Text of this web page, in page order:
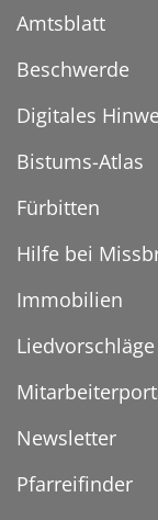
Amtsblatt
Beschwerde
Digitales
Bistums-Atlas
Fürbitten
Hilfe bei
Immobilien
Liedvorschläge
Newsletter
Pfarreifinder